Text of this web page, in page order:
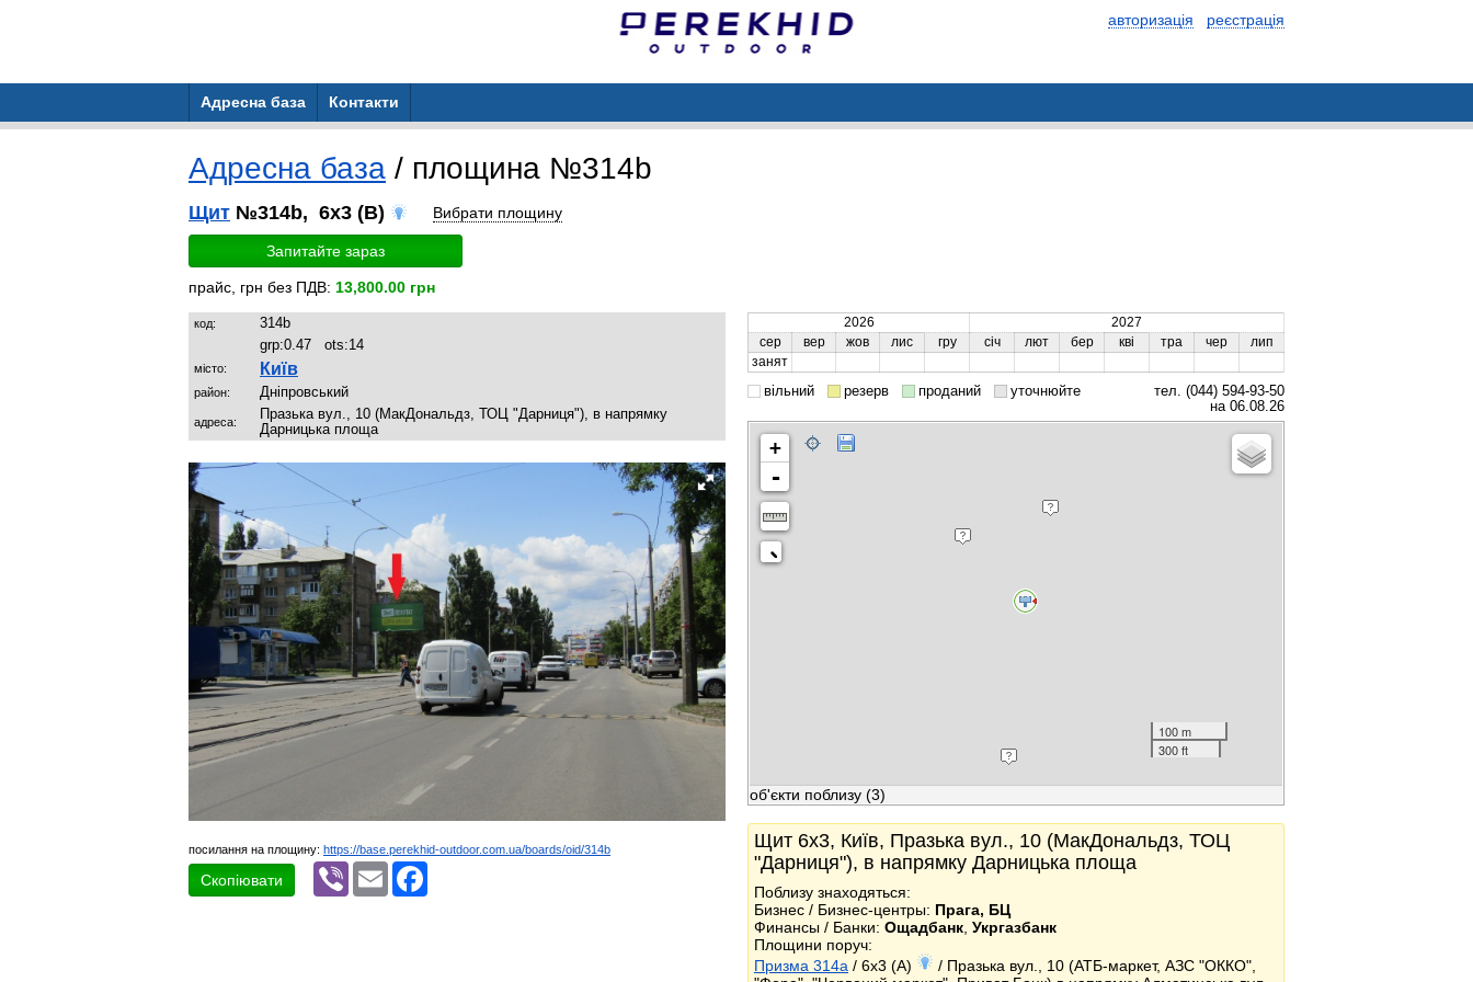
авторизація реєстрація
Адресна база Контакти
Адресна база / площина №314b
Щит №314b, 6x3 (B) Вибрати площину
Запитайте зараз
прайс, грн без ПДВ: 13,800.00 грн
код:
314b
grp:0.47 ots:14
місто: Київ
район: Дніпровський
адреса:
Празька вул., 10 (МакДональдз, ТОЦ "Дарниця"), в напрямку
Дарницька площа
посилання на площину: https://base.perekhid-outdoor.com.ua/boards/oid/314b
Скопіювати
Viber Email
2026
2027
сер
вер жов лис гру січ лют бер кві тра чер
лип
занят
вільний резерв проданий уточнюйте
тел. (044) 594-93-50
на 06.08.26
+
-
100 m
300 ft
об'єкти поблизу (3)
Щит 6x3, Київ, Празька вул., 10 (МакДональдз, ТОЦ
"Дарниця"), в напрямку Дарницька площа
Поблизу знаходяться:
Бизнес / Бизнес-центры: Прага, БЦ
Финансы / Банки: Ощадбанк Укргазбанк
Площини поруч:
Призма 314a / 6x3 (A)
/ Празька вул., 10 (АТБ-маркет, АЗС "ОККО",